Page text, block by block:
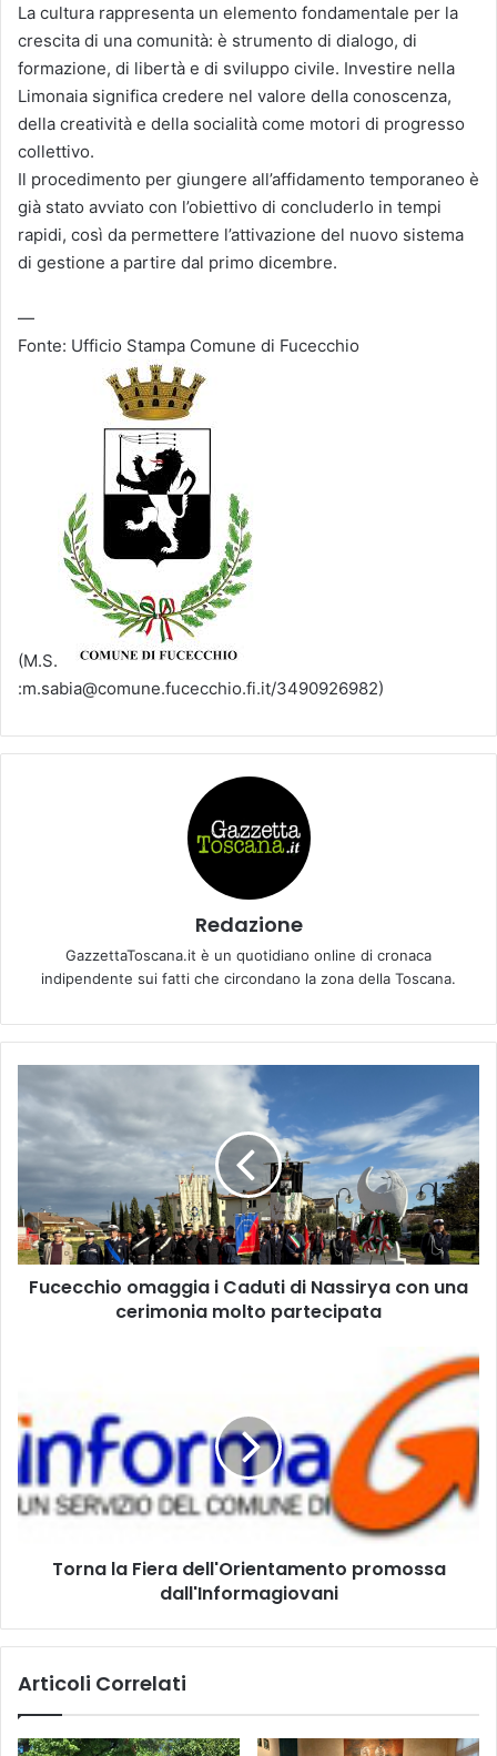
La cultura rappresenta un elemento fondamentale per la
crescita di una comunità: è strumento di dialogo, di
formazione, di libertà e di sviluppo civile. Investire nella
Limonaia significa credere nel valore della conoscenza,
della creatività e della socialità come motori di progresso
collettivo.
Il procedimento per giungere all’affidamento temporaneo è
già stato avviato con l’obiettivo di concluderlo in tempi
rapidi, così da permettere l’attivazione del nuovo sistema
di gestione a partire dal primo dicembre.
—
Fonte: Ufficio Stampa Comune di Fucecchio
(M.S.
:m.sabia@comune.fucecchio.fi.it/3490926982)
Redazione
GazzettaToscana.it è un quotidiano online di cronaca
indipendente sui fatti che circondano la zona della Toscana.
u
c
e
c
h
i
o
a
i
a
d
i
a
i
Fucecchio omaggia i Caduti di Nassirya con una
cerimonia molto partecipata
n
a
l
a
F
l
Torna la Fiera dell'Orientamento promossa
dall'Informagiovani
Articoli Correlati